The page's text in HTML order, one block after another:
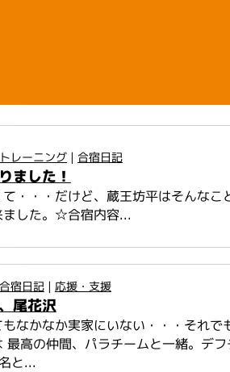
トレーニング| 合宿日記
ました！
・・・だけど、蔵王坊平はそんなこ
ました。☆合宿内容...
合宿日記| 応援・支援
尾花沢
なかなか実家にいない・・・それ
最高の仲間、パラチームと一緒。デ
と...